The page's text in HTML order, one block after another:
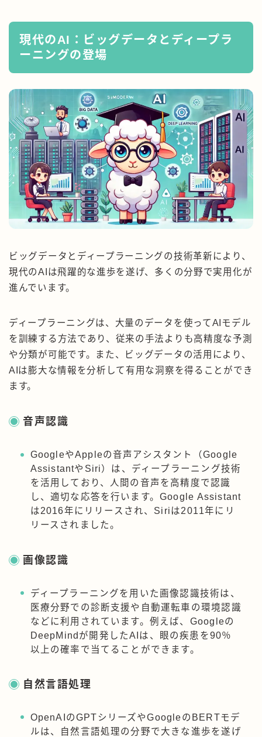
現代のAI：ビッグデータとディープラ
ーニングの登場
ビッグデータとディープラーニングの技術革新により、
現代のAIは飛躍的な進歩を遂げ、多くの分野で実用化が
進んでいます。
ディープラーニングは、大量のデータを使ってAIモデル
を訓練する方法であり、従来の手法よりも高精度な予測
や分類が可能です。また、ビッグデータの活用により、
AIは膨大な情報を分析して有用な洞察を得ることができ
ます。
音声認識
GoogleやAppleの音声アシスタント（Google
AssistantやSiri）は、ディープラーニング技術
を活用しており、人間の音声を高精度で認識
し、適切な応答を行います。Google Assistant
は2016年にリリースされ、Siriは2011年にリ
リースされました。
画像認識
ディープラーニングを用いた画像認識技術は、
医療分野での診断支援や自動運転車の環境認識
などに利用されています。例えば、Googleの
DeepMindが開発したAIは、眼の疾患を90％
以上の確率で当てることができます。
自然言語処理
OpenAIのGPTシリーズやGoogleのBERTモデ
ルは、自然言語処理の分野で大きな進歩を遂げ